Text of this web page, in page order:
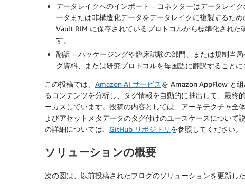
データレイクへのインポート – コネクターはデータレイ
ータまたは非構造化データをデータレイクに複製するた
Vault RIM に保存されているプロトコルから標準化され
す。
翻訳 – パッケージングや臨床試験の部門、または規制当
グ資料、または研究プロトコルを母国語に翻訳することに
この投稿では、 Amazon AI サービスを Amazon AppFlow と
るコンテンツを分析し、タグ情報を自動的に抽出して、最終
ーカスしています。投稿の内容としては、アーキテクチャ全
よびアセットメタデータのタグ付けのユースケースについて
の詳細については、 GitHub リポジトリ を参照してください。
ソリューションの概要
次の図は、以前投稿されたブログのソリューションを更新し